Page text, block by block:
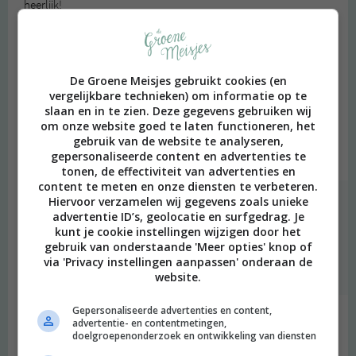
heerlijk!
2014 OM
Leuk!
Waar kan je de just nuts reepjes kopen?
Beantwoorden
degroenemeisjesschreef:
2014 OM
onder andere bij AH to go :)
Beantwoorden
Simoneschreef:
2014 OM
De Groene Meisjes gebruikt cookies (en
vergelijkbare technieken) om informatie op te
slaan en in te zien. Deze gegevens gebruiken wij
om onze website goed te laten functioneren, het
gebruik van de website te analyseren,
gepersonaliseerde content en advertenties te
tonen, de effectiviteit van advertenties en
content te meten en onze diensten te verbeteren.
Hiervoor verzamelen wij gegevens zoals unieke
advertentie ID’s, geolocatie en surfgedrag. Je
kunt je cookie instellingen wijzigen door het
gebruik van onderstaande 'Meer opties' knop of
via 'Privacy instellingen aanpassen' onderaan de
website.
Gepersonaliseerde advertenties en content,
advertentie- en contentmetingen,
doelgroepenonderzoek en ontwikkeling van diensten